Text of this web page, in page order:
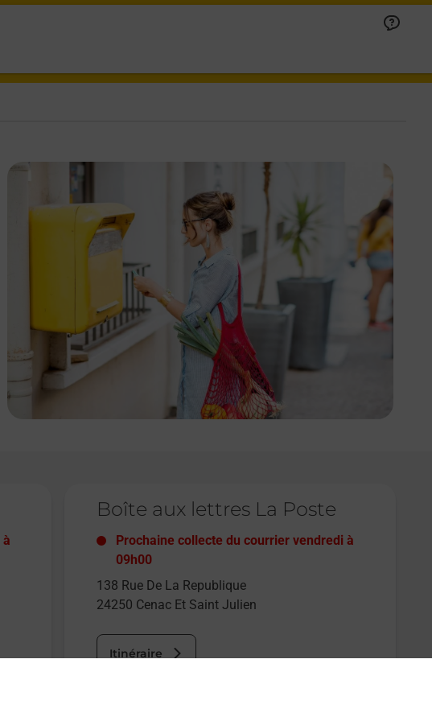
à
Boîte aux lettres La Poste
Prochaine collecte du courriervendredi à
09h00
138 Rue De La Republique
24250 Cenac Et Saint Julien
Itinéraire